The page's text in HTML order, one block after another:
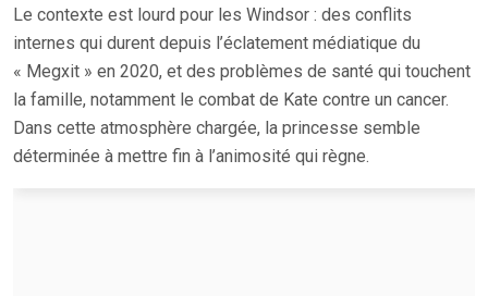
Le contexte est lourd pour les Windsor : des conflits
internes qui durent depuis l’éclatement médiatique du
« Megxit » en 2020, et des problèmes de santé qui touchent
la famille, notamment le combat de Kate contre un cancer.
Dans cette atmosphère chargée, la princesse semble
déterminée à mettre fin à l’animosité qui règne.